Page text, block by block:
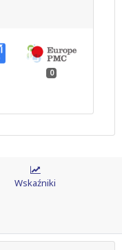
0
Wskaźniki